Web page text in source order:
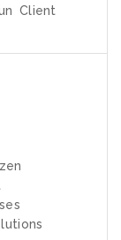
Client